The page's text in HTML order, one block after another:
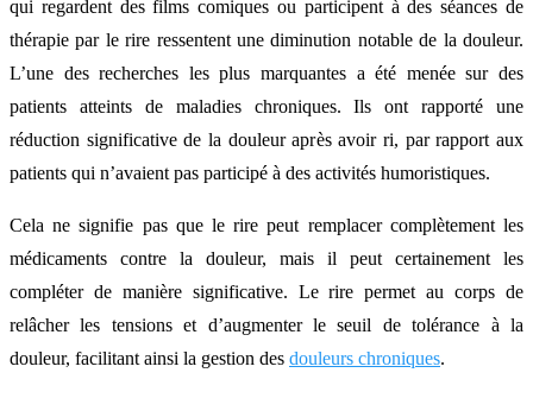
qui regardent des films comiques ou participent à des séances de
thérapie par le rire ressentent une diminution notable de la douleur.
L’une des recherches les plus marquantes a été menée sur des
patients atteints de maladies chroniques. Ils ont rapporté une
réduction significative de la douleur après avoir ri, par rapport aux
patients qui n’avaient pas participé à des activités humoristiques.
Cela ne signifie pas que le rire peut remplacer complètement les
médicaments contre la douleur, mais il peut certainement les
compléter de manière significative. Le rire permet au corps de
relâcher les tensions et d’augmenter le seuil de tolérance à la
douleur, facilitant ainsi la gestion des douleurs chroniques.